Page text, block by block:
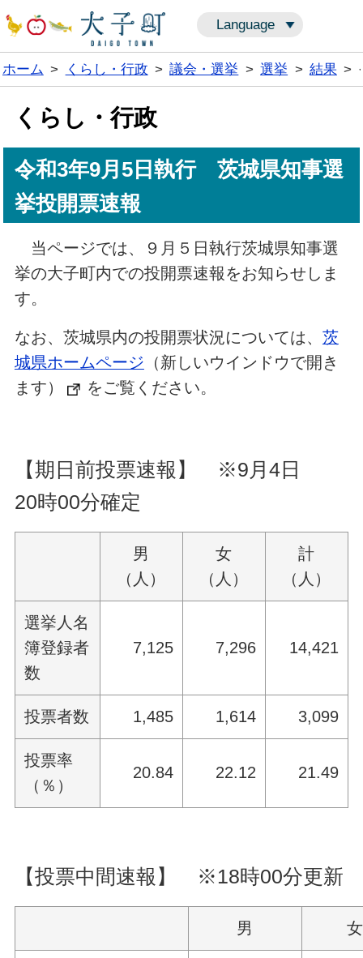
Language
ホーム > くらし・行政 > 議会・選挙 > 選挙 > 結果 >
くらし・行政
令和3年9月5日執行 茨城県知事選
挙投開票速報
当ページでは、９月５日執行茨城県知事選
挙の大子町内での投開票速報をお知らせしま
す。
なお、茨城県内の投開票状況については、 茨
城県ホームページ （新しいウインドウで開き
ます）
をご覧ください。
【期日前投票速報】 ※9月4日
20時00分確定
男
（人）
女
（人）
計
（人）
選挙人名
簿登録者
数
7,125 7,296 14,421
投票者数 1,485 1,614 3,099
投票率
（％）
20.84 22.12 21.49
【投票中間速報】 ※18時00分更新
男 女